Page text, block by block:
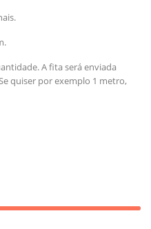
A fita será enviada
quiser por exemplo 1 metro,